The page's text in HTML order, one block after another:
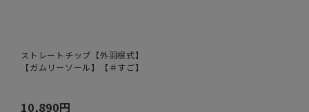
ストレートチップ【外羽根式】
【ガムリーソール】【＃すご】
10,890円